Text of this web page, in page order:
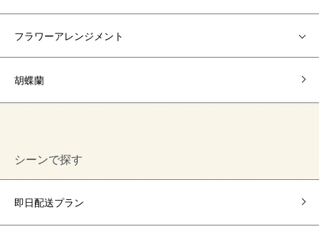
フラワーアレンジメント
胡蝶蘭
シーンで探す
即日配送プラン